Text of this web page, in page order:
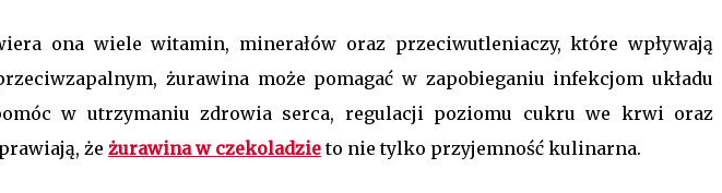
ona wiele witamin, minerałów oraz przeciwutleniaczy, które wpływają
żurawina może pomagać w zapobieganiu infekcjom układu
w utrzymaniu zdrowia serca, regulacji poziomu cukru we krwi oraz
że żurawina w czekoladzieto nie tylko przyjemność kulinarna.